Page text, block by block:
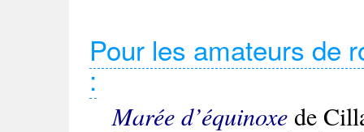
Pour les amateurs de
:
Marée d’équinoxe de